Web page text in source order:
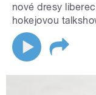
nové dresy
hokejovou